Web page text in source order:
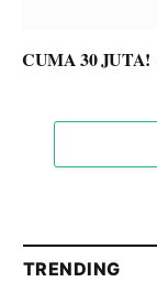
CUMA 30 JUTA!
TRENDING